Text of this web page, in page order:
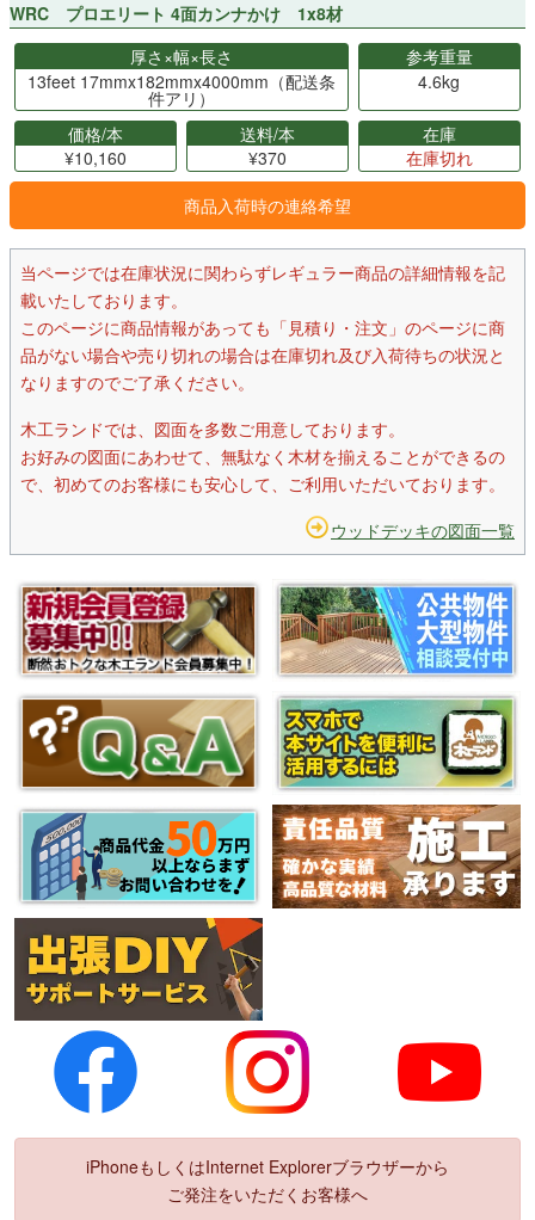
WRC プロエリート 4面カンナかけ 1x8材
厚さ×幅×長さ
13feet 17mmx182mmx4000mm（配送条
件アリ）
参考重量
4.6kg
価格/本
¥10,160
送料/本
¥370
在庫
在庫切れ
商品入荷時の連絡希望
当ページでは在庫状況に関わらずレギュラー商品の詳細情報を記
載いたしております。
このページに商品情報があっても「見積り・注文」のページに商
品がない場合や売り切れの場合は在庫切れ及び入荷待ちの状況と
なりますのでご了承ください。
木工ランドでは、図面を多数ご用意しております。
お好みの図面にあわせて、無駄なく木材を揃えることができるの
で、初めてのお客様にも安心して、ご利用いただいております。
ウッドデッキの図面一覧
iPhoneもしくはInternet Explorerブラウザーから
ご発注をいただくお客様へ